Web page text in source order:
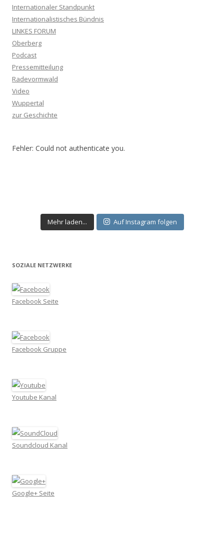
Internationaler Standpunkt
Internationalistisches Bündnis
LINKES FORUM
Oberberg
Podcast
Pressemitteilung
Radevormwald
Video
Wuppertal
zur Geschichte
Fehler: Could not authenticate you.
Mehr laden... Auf Instagram folgen
SOZIALE NETZWERKE
Facebook Seite
Facebook Gruppe
Youtube Kanal
Soundcloud Kanal
Google+ Seite